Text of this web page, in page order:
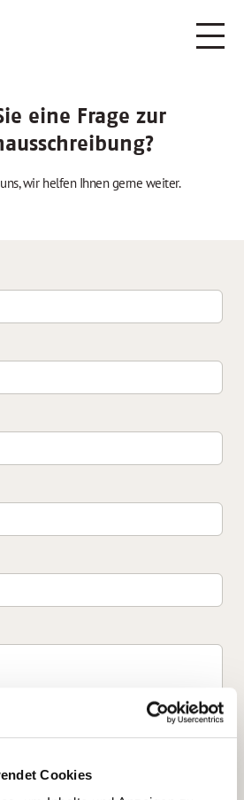
Cookies
eine Frage zur
wir helfen Ihnen gerne weiter.
dass meine personenbezogenen Daten